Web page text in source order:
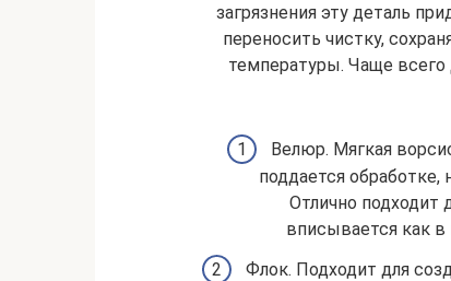
загрязнения эту деталь
переносить чистку,
температуры. Чаще всего
Велюр. Мягкая
поддается
Отлично подходит
вписывается как
Флок. Подходит для